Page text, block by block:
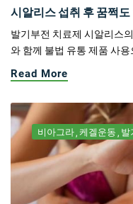
시알리스 섭취 후 꿈쩍
발기부전 치료제 시알리스
와 함께 불법 유통 제품 사
Read More
비아그라 케겔운동 발